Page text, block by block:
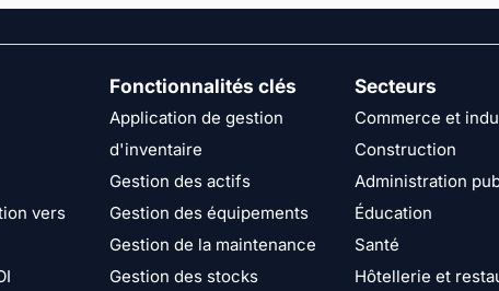
vers
Fonctionnalités clés
Application de gestion
d'inventaire
Gestion des actifs
Gestion des équipements
Gestion de la maintenance
Gestion des stocks
Secteurs
Commerce et
Construction
Administration
Éducation
Santé
Hôtellerie et